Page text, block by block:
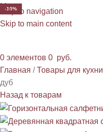
Skip to navigation
Skip to main content
Меню
0 элементов 0 руб.
Главная
Товары для кухни
дуб
Назад к товарам
-10%